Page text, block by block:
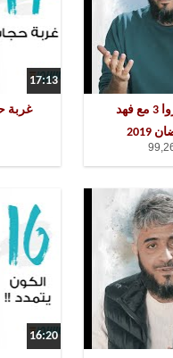
٣ دقائق بدون تنفس | فسيروا 3 مع فهد
17:13
16:20